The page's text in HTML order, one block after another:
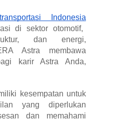
Indonesia
di sektor otomotif,
dan energi,
Astra membawa
karir Astra Anda,
kesempatan untuk
yang diperlukan
dan memahami